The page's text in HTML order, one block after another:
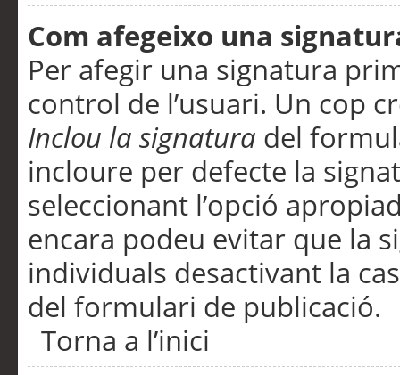
Com afegeixo una
Per afegir una signatura
control de l’usuari. Un cop
Inclou la signatura del
incloure per defecte la
seleccionant l’opció
encara podeu evitar que la
individuals desactivant la
del formulari de publicació.
Torna a l’inici